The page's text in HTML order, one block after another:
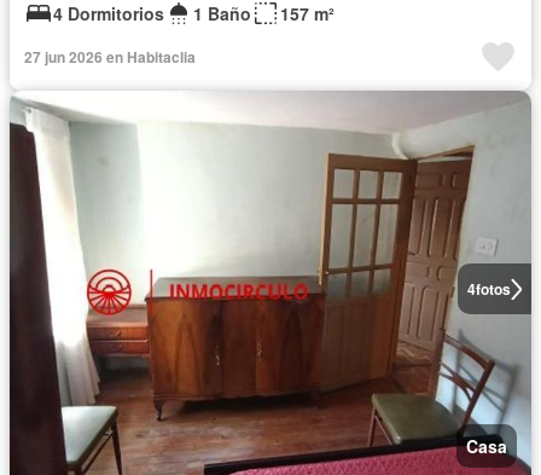
4 Dormitorios
1 Baño 157 m²
27 jun 2026 en Habitaclia
4fotos
Casa